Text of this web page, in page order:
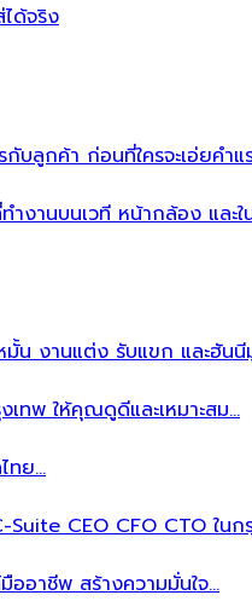
ด้จริง
ลูกค้า ก่อนที่ใครจะเอ่ยคำแ
านบนเวที หน้ากล้อง และใ
มั้น งานแต่ง รับแขก และฮัน
เทพ ให้คุณดูดีและเหมาะสม…
ทย…
Suite CEO CFO CTO ในก
อาชีพ สร้างความมั่นใจ…